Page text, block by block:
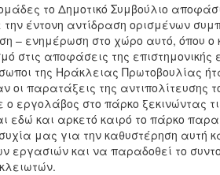
το Δημοτικό Συμβούλιο
έντονη αντίδραση ορισμένων
– ενημέρωση στο χώρο αυτό, όπου
στις αποφάσεις της
της Ηράκλειας Πρωτοβουλίας
οι παρατάξεις της αντιπολίτευσης
ο εργολάβος στο πάρκο ξεκινώντας
εδώ και αρκετό καιρό το πάρκο
μας για την καθυστέρηση αυτή
εργασιών και να παραδοθεί το